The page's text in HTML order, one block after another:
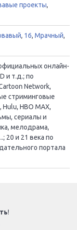
проекты,
, 16, Мрачный,
онлайн-
и т.д.; по
Network,
стриминговые
HBO MAX,
сериалы и
мелодрама,
20 и 21 века по
портала
!